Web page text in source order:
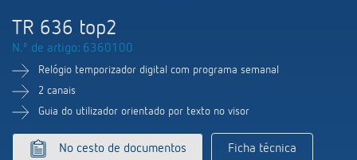
Distribuicao global
TR 636 top2
N.º de artigo: 6360100
Relógio temporizador digital com programa semanal
2 canais
Guia do utilizador orientado por texto no visor
No cesto de documentos Ficha técnica